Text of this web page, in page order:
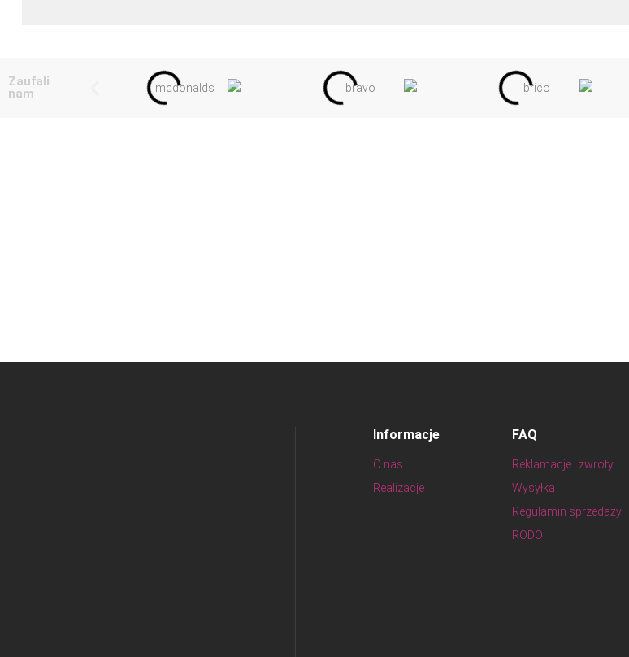
Zaufali
nam
Informacje
O nas
Realizacje
FAQ
Reklamacje i zwroty
Wysyłka
Regulamin sprzedaży
RODO